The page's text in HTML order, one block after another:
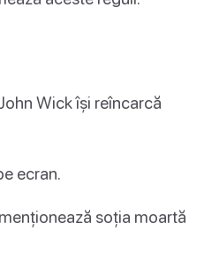
Wick își reîncarcă
ecran.
soția moartă